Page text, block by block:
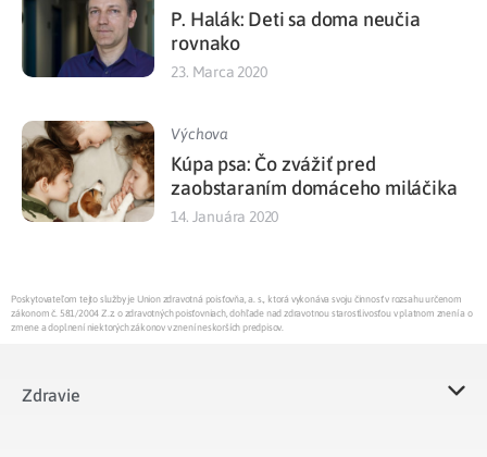
P. Halák: Deti sa doma neučia
rovnako
23. Marca 2020
Výchova
Kúpa psa: Čo zvážiť pred
zaobstaraním domáceho miláčika
14. Januára 2020
Poskytovateľom tejto služby je Union zdravotná poisťovňa, a. s., ktorá vykonáva svoju činnosť v rozsahu určenom
zákonom č. 581/2004 Z.z. o zdravotných poisťovniach, dohľade nad zdravotnou starostlivosťou v platnom znení a o
zmene a doplnení niektorých zákonov v znení neskorších predpisov.
Zdravie